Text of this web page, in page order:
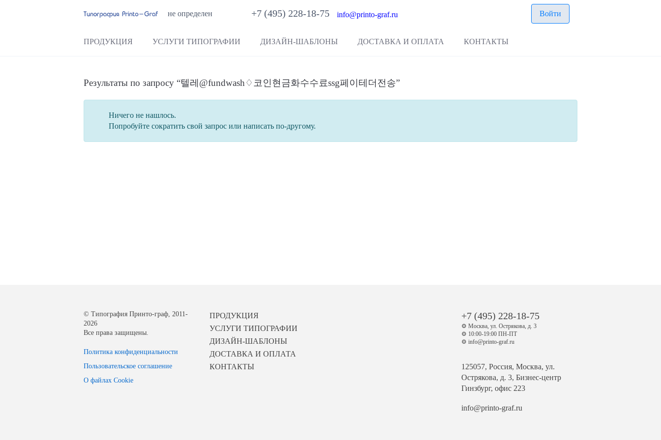
не определен +7 (495) 228-18-75info@printo-graf.ru Войти
ПРОДУКЦИЯ УСЛУГИ ТИПОГРАФИИ ДИЗАЙН-ШАБЛОНЫ ДОСТАВКА И ОПЛАТА КОНТАКТЫ
Результаты по запросу “텔레@fundwash♢코인현금화수수료ssg페이테더전송”
Ничего не нашлось.
Попробуйте сократить свой запрос или написать по-другому.
© Типография Принто-граф, 2011-
2026
Все права защищены.
Политика конфиденциальности
Пользовательское соглашение
О файлах Cookie
ПРОДУКЦИЯ
УСЛУГИ ТИПОГРАФИИ
ДИЗАЙН-ШАБЛОНЫ
ДОСТАВКА И ОПЛАТА
КОНТАКТЫ
+7 (495) 228-18-75
⚙️ Москва, ул. Острякова, д. 3
⚙️ 10:00-19:00 ПН-ПТ
⚙️ info@printo-graf.ru
125057, Россия, Москва, ул.
Острякова, д. 3, Бизнес-центр
Гинзбург, офис 223
info@printo-graf.ru